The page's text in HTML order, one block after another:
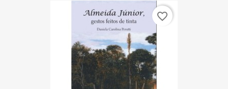
favorite_border